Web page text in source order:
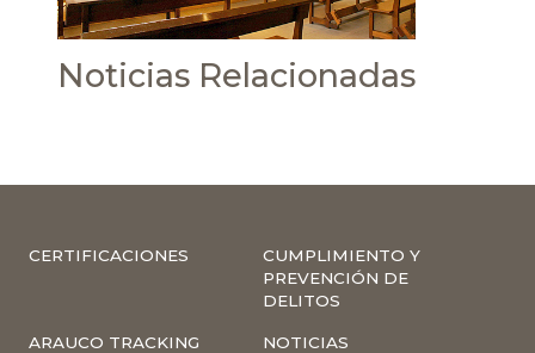
Noticias Relacionadas
CERTIFICACIONES
CUMPLIMIENTO Y
PREVENCIÓN DE
DELITOS
ARAUCO TRACKING
NOTICIAS